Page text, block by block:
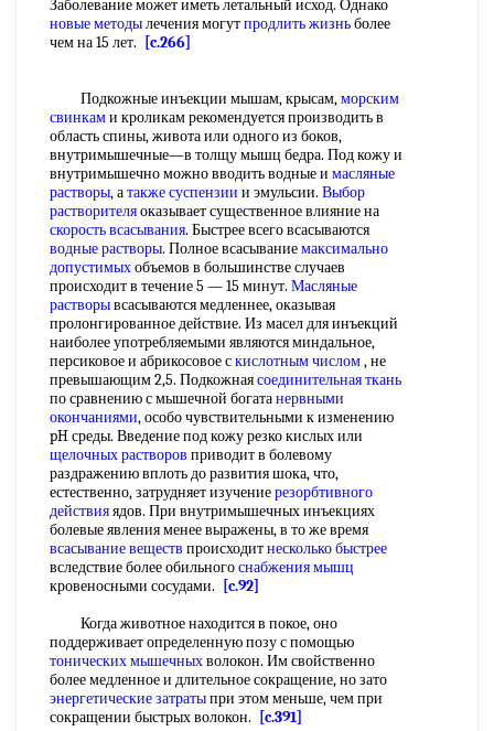
Заболевание может иметь летальный исход. Однако
новые методылечения могутпродлить жизньболее
чем на 15 лет.
[c.266]
Подкожные инъекции мышам, крысам,морским
свинками кроликам рекомендуется производить в
область спины, живота или одного из боков,
внутримышечные—в толщу мышц бедра. Под кожу и
внутримышечно можно вводить водные и масляные
растворы, атакже суспензии и эмульсии. Выбор
растворителяоказывает существенное влияние на
скорость всасывания. Быстрее всего всасываются
водные растворы. Полное всасываниемаксимально
допустимыхобъемов в большинстве случаев
происходит в течение 5 — 15 минут. Масляные
растворывсасываются медленнее, оказывая
пролонгированное действие. Из масел для инъекций
наиболее употребляемыми являются миндальное,
персиковое и абрикосовое скислотным числом, не
превышающим 2,5. Подкожнаясоединительная ткань
по сравнению с мышечной богатанервными
окончаниями, особо чувствительными к изменению
pH среды. Введение под кожу резко кислых или
щелочных растворов приводит в болевому
раздражению вплоть до развития шока, что,
естественно, затрудняет изучениерезорбтивного
действияядов. При внутримышечных инъекциях
болевые явления менее выражены, в то же время
всасывание веществ происходитнесколько быстрее
вследствие более обильногоснабжения мышц
кровеносными сосудами.
[c.92]
Когда животное находится в покое, оно
поддерживает определенную позу с помощью
тонических мышечныхволокон. Им свойственно
более медленное и длительное сокращение, но зато
энергетические затратыпри этом меньше, чем при
сокращении быстрых волокон.
[c.391]